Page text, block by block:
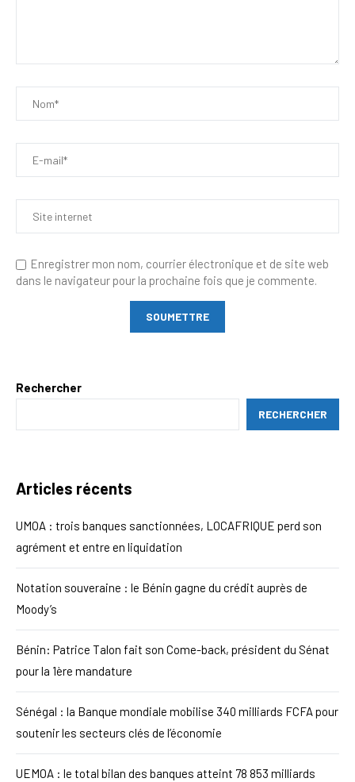
Enregistrer mon nom, courrier électronique et de site web
dans le navigateur pour la prochaine fois que je commente.
Rechercher
RECHERCHER
Articles récents
UMOA : trois banques sanctionnées, LOCAFRIQUE perd son
agrément et entre en liquidation
Notation souveraine : le Bénin gagne du crédit auprès de
Moody’s
Bénin: Patrice Talon fait son Come-back, président du Sénat
pour la 1ère mandature
Sénégal : la Banque mondiale mobilise 340 milliards FCFA pour
soutenir les secteurs clés de l’économie
UEMOA : le total bilan des banques atteint 78 853 milliards